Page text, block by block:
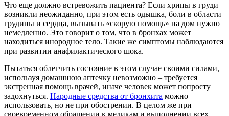
Что еще должно встревожить пациента? Если хрипы в груди
возникли неожиданно, при этом есть одышка, боли в области
грудины и сердца, вызывать «скорую помощь» на дом нужно
немедленно. Это говорит о том, что в бронхах может
находиться инородное тело. Такие же симптомы наблюдаются
при развитии анафилактического шока.
Пытаться облегчить состояние в этом случае своими силами,
используя домашнюю аптечку невозможно – требуется
экстренная помощь врачей, иначе человек может попросту
задохнуться. Народные средства от бронхита можно
использовать, но не при обострении. В целом же при
своевременном обращении к медикам и выполнении всех